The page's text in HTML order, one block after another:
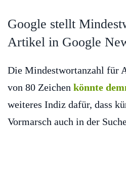
Google stellt
Artikel in Google
Die Mindestwortanzahl für
von 80 Zeichen könnte
weiteres Indiz dafür, dass
Vormarsch auch in der